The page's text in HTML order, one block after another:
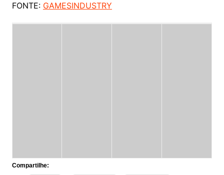
FONTE: GAMESINDUSTRY
Compartilhe: